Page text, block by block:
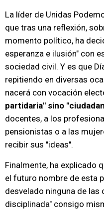
La líder de Unidas
que tras una reflexión,
momento político, ha
esperanza e ilusión" con
sociedad civil. Y es que
repitiendo en diversas
nacerá con vocación
partidaria" sino
docentes, a los
pensionistas o a las
recibir sus "ideas".
Finalmente, ha explicado
el futuro nombre de esta
desvelado ninguna de las
disciplinada" consigo